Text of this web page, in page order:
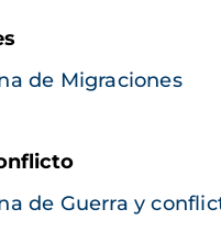
de Migraciones
de Guerra y